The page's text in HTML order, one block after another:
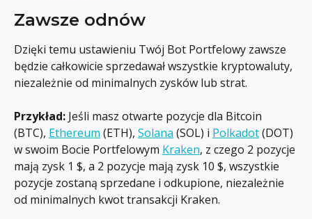
Zawsze odnów
Dzięki temu ustawieniu Twój Bot Portfelowy zawsze
będzie całkowicie sprzedawał wszystkie kryptowaluty,
niezależnie od minimalnych zysków lub strat.
Przykład: Jeśli masz otwarte pozycje dla Bitcoin
(BTC), Ethereum (ETH), Solana (SOL) i Polkadot (DOT)
w swoim Bocie Portfelowym Kraken, z czego 2 pozycje
mają zysk 1 $, a 2 pozycje mają zysk 10 $, wszystkie
pozycje zostaną sprzedane i odkupione, niezależnie
od minimalnych kwot transakcji Kraken.